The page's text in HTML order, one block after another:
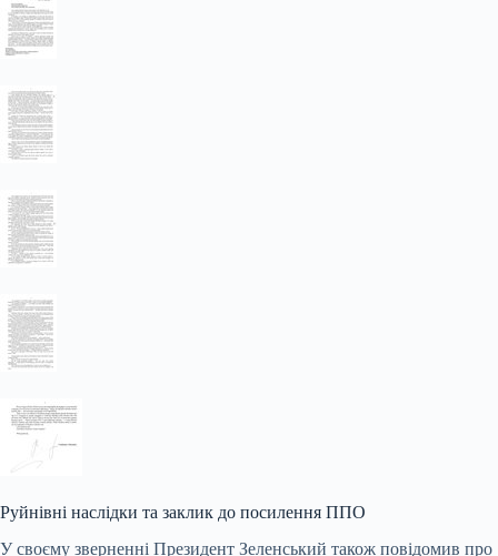
Руйнівні наслідки та заклик до посилення ППО
У своєму зверненні Президент Зеленський також повідомив про